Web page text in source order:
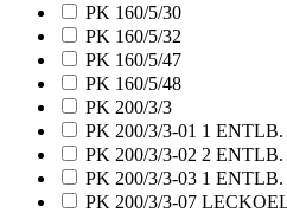
PK 160/5/30
PK 160/5/32
PK 160/5/47
PK 160/5/48
PK 200/3/3
PK 200/3/3-01 1 ENTLB.
PK 200/3/3-02 2 ENTLB.
PK 200/3/3-03 1 ENTLB.
PK 200/3/3-07